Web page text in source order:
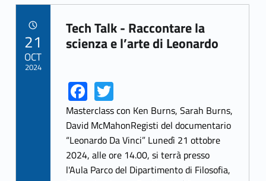
Link identifier archive #link-archive-14676
Tech Talk - Raccontare la
scienza e l’arte di Leonardo
Link identifier share facebook archive #share-link-archive-84015Fa
ce
b
o
o
Link identifier share twitter archive #share-link-archive-28217T
w
itt
er
Masterclass con Ken Burns, Sarah Burns,
David McMahonRegisti del documentario
“Leonardo Da Vinci” Lunedì 21 ottobre
2024, alle ore 14.00, si terrà presso
l'Aula Parco del Dipartimento di Filosofia,
21
OCT
2024